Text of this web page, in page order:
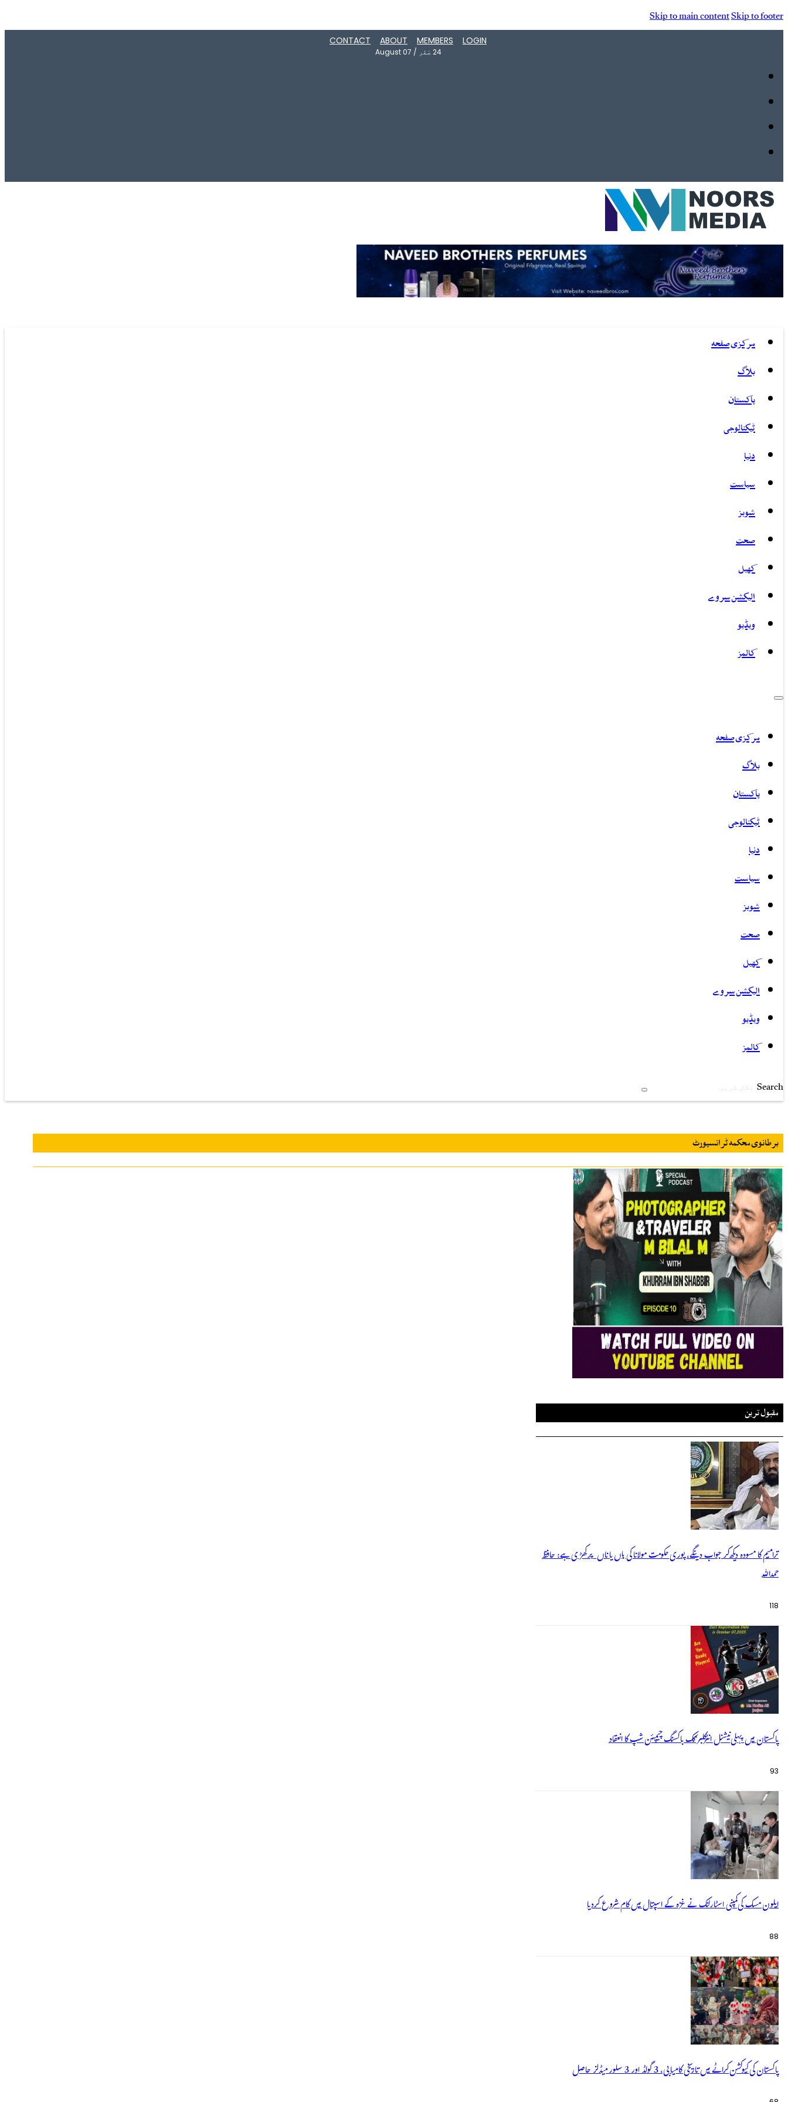
Skip to main contentSkip to footer
LOGIN
MEMBERS
ABOUT
CONTACT
24 صَفَر /
August 07
مرکزی صفحہ
بلاگ
پاکستان
ٹیکنالوجی
دنیا
سیاست
شوبز
صحت
کھیل
الیکشن سروے
ویڈیو
کالمز
مرکزی صفحہ
بلاگ
پاکستان
ٹیکنالوجی
دنیا
سیاست
شوبز
صحت
کھیل
الیکشن سروے
ویڈیو
کالمز
Search
برطانوی محکمہ ٹرانسپورٹ
مقبول ترین
ترامیم کا مسودہ دیکھ کر جواب دینگے، پوری حکومت مولانا کی ہاں یا ناں پر کھڑی ہے: حافظ
حمداللہ
118
پاکستان میں پہلی نیشنل انٹرکلبز کک باکسنگ چیمپئن شپ کا انعقاد
93
ایلون مسک کی کمپنی اسٹارلنک نے غزہ کے اسپتال میں کام شروع کردیا
88
پاکستان کی کیوکشن کراٹے میں تاریخی کامیابی، 3 گولڈ اور 3 سلور میڈلز حاصل